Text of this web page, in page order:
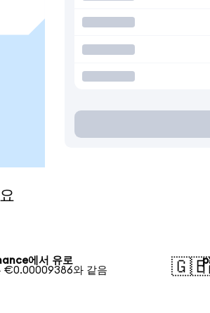
에서 유로
€0.00009386와 같음
1